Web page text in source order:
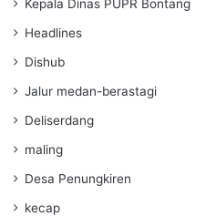
Kepala Dinas PUPR Bontang
Headlines
Dishub
Jalur medan-berastagi
Deliserdang
maling
Desa Penungkiren
kecap